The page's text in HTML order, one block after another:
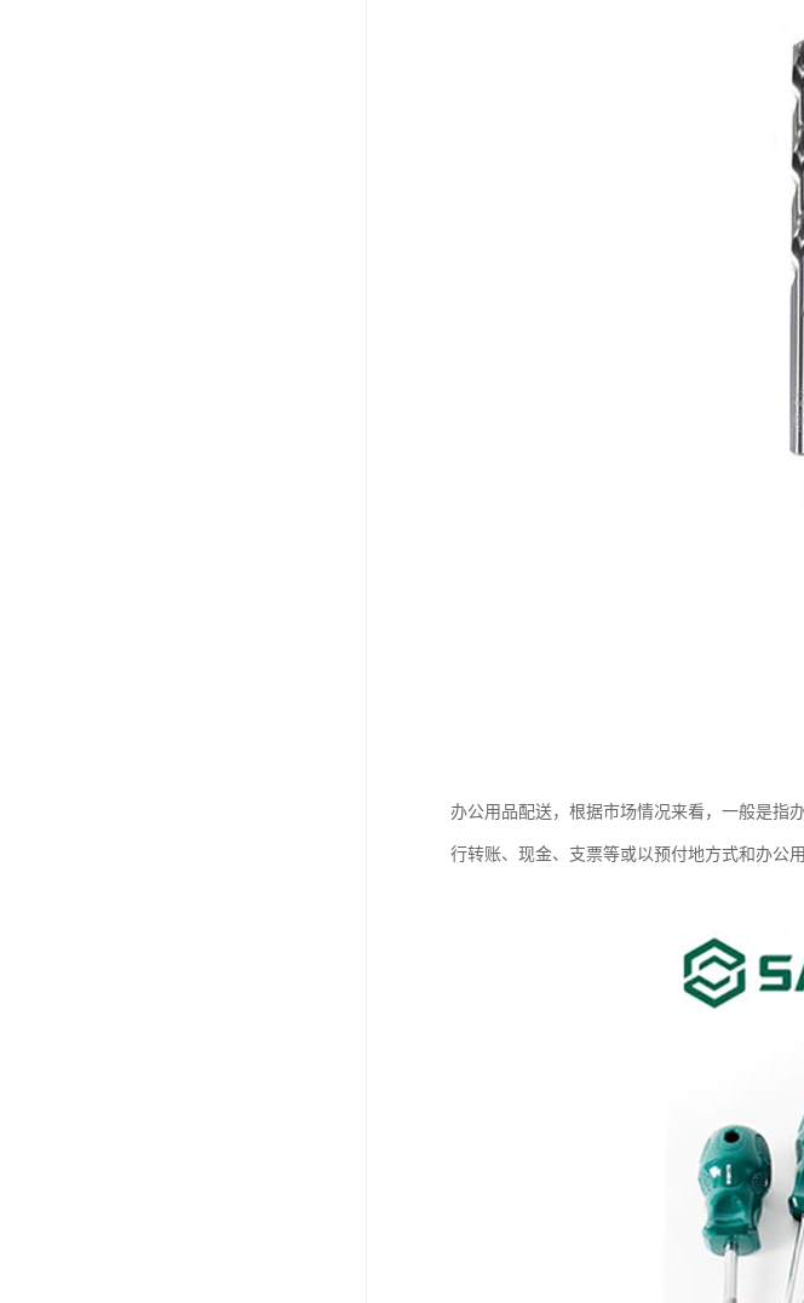
办公用品配送，根据市场情况来看，一般是指
行转账、现金、支票等或以预付地方式和办公